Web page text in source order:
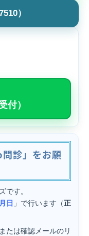
）
付）
診」をお願
です。
日 」で行います（正
たは確認メールのリ